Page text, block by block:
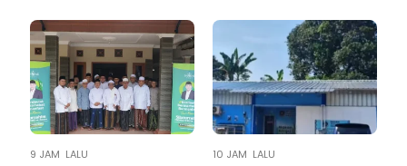
9 JAM LALU 10 JAM LALU